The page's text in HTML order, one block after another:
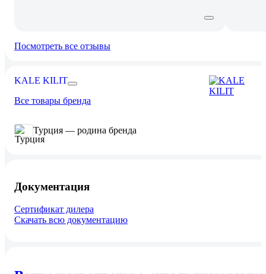
Посмотреть все отзывы
KALE KILIT
Все товары бренда
Турция — родина бренда
Документация
Сертификат дилера
Скачать всю документацию